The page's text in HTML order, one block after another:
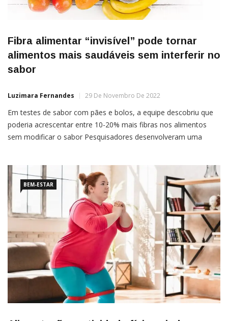
Fibra alimentar “invisível” pode tornar
alimentos mais saudáveis sem interferir no
sabor
Luzimara Fernandes 29 De Novembro De 2022
Em testes de sabor com pães e bolos, a equipe descobriu que
poderia acrescentar entre 10-20% mais fibras nos alimentos
sem modificar o sabor Pesquisadores desenvolveram uma
BEM-ESTAR